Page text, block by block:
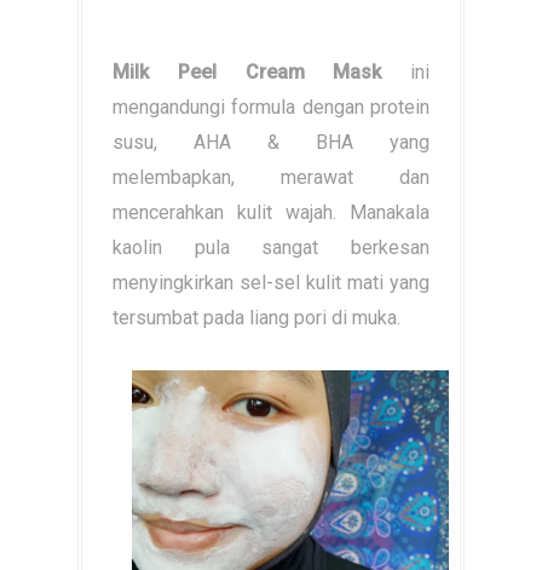
Milk Peel Cream Maskini
mengandungi formula dengan protein
susu, AHA & BHA yang
melembapkan, merawat dan
mencerahkan kulit wajah. Manakala
kaolin pula sangat berkesan
menyingkirkan sel-sel kulit mati yang
tersumbat pada liang pori di muka.